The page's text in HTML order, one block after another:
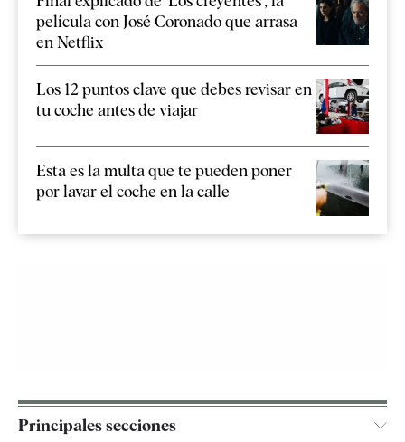
película con José Coronado que arrasa
en Netflix
Los 12 puntos clave que debes revisar en
tu coche antes de viajar
Esta es la multa que te pueden poner
por lavar el coche en la calle
Principales secciones